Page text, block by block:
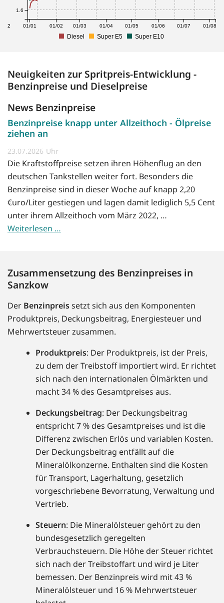
12 01/01 01/02 01/03 01/04 01/05 01/06 01/07 01/08
1.6
Diesel Super E5 Super E10
Neuigkeiten zur Spritpreis-Entwicklung -
Benzinpreise und Dieselpreise
News Benzinpreise
Benzinpreise knapp unter Allzeithoch - Ölpreise
ziehen an
23.07.2026
Die Kraftstoffpreise setzen ihren Höhenflug an den
deutschen Tankstellen weiter fort. Besonders die
Benzinpreise sind in dieser Woche auf knapp 2,20
€uro/Liter gestiegen und lagen damit lediglich 5,5 Cent
unter ihrem Allzeithoch vom März 2022, …
Weiterlesen …
Zusammensetzung des Benzinpreises in
Sanzkow
Der Benzinpreissetzt sich aus den Komponenten
Produktpreis, Deckungsbeitrag, Energiesteuer und
Mehrwertsteuer zusammen.
Produktpreis: Der Produktpreis, ist der Preis,
zu dem der Treibstoff importiert wird. Er richtet
sich nach den internationalen Ölmärkten und
macht 34 % des Gesamtpreises aus.
Deckungsbeitrag: Der Deckungsbeitrag
entspricht 7 % des Gesamtpreises und ist die
Differenz zwischen Erlös und variablen Kosten.
Der Deckungsbeitrag entfällt auf die
Mineralölkonzerne. Enthalten sind die Kosten
für Transport, Lagerhaltung, gesetzlich
vorgeschriebene Bevorratung, Verwaltung und
Vertrieb.
Steuern: Die Mineralölsteuer gehört zu den
bundesgesetzlich geregelten
Verbrauchsteuern. Die Höhe der Steuer richtet
sich nach der Treibstoffart und wird je Liter
bemessen. Der Benzinpreis wird mit 43 %
Mineralölsteuer und 16 % Mehrwertsteuer